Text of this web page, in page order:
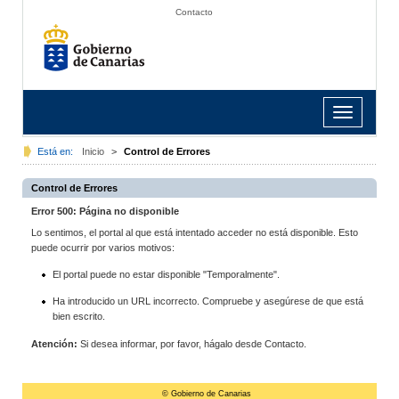
Contacto
Toggle
navigation
Está en: Inicio > Control de Errores
Control de Errores
Error 500: Página no disponible
Lo sentimos, el portal al que está intentado acceder no está disponible. Esto
puede ocurrir por varios motivos:
El portal puede no estar disponible "Temporalmente".
Ha introducido un URL incorrecto. Compruebe y asegúrese de que está
bien escrito.
Atención: Si desea informar, por favor, hágalo desde Contacto.
© Gobierno de Canarias